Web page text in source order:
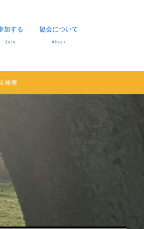
加する
Join
協会について
About
発表